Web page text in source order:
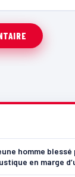
homme blessé
en marge